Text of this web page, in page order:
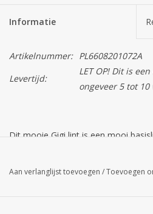
Informatie
Artikelnummer: PL6608201072A
Levertijd:
LET OP! Dit is
ongeveer 5 tot 10
Dit mooie Gigi lint is een mooi
Aan verlanglijst toevoegen /Toevoegen